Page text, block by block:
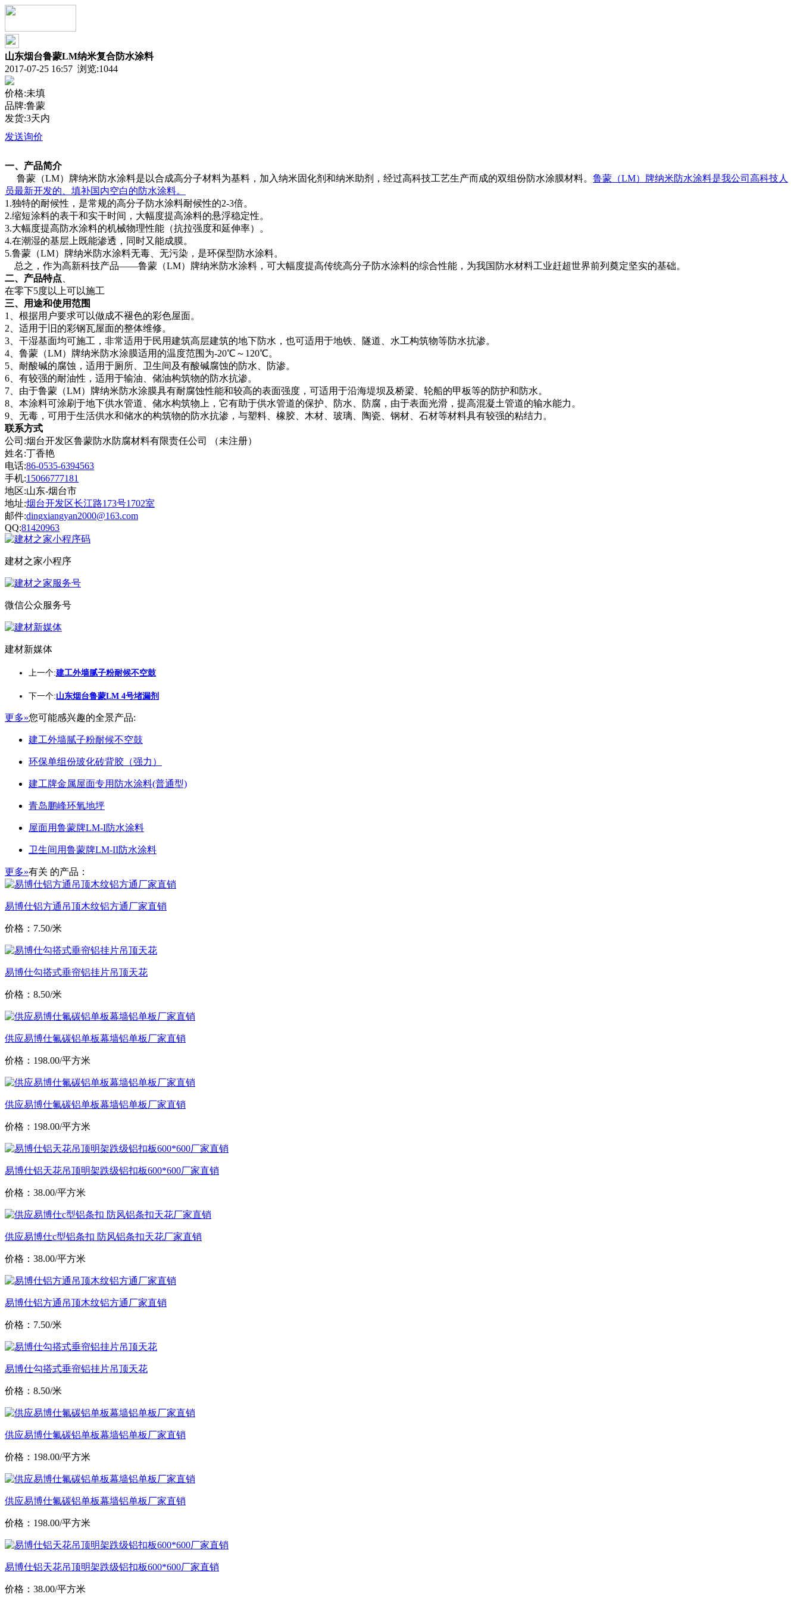
山东烟台鲁蒙LM纳米复合防水涂料
2017-07-25 16:57 浏览:1044
价格:未填
品牌:鲁蒙
发货:3天内
发送询价
一、 产品简介
鲁蒙（LM）牌纳米防水涂料是以合成高分子材料为基料，加入纳米固化剂和纳米助剂，经过高科技工艺生产而成的双组份防水涂膜材料。 鲁蒙（LM）牌纳米防水涂料是我公司高科技人
员最新开发的、填补国内空白的防水涂料。
1.独特的耐候性，是常规的高分子防水涂料耐候性的2-3倍。
2.缩短涂料的表干和实干时间，大幅度提高涂料的悬浮稳定性。
3.大幅度提高防水涂料的机械物理性能（抗拉强度和延伸率）。
4.在潮湿的基层上既能渗透，同时又能成膜。
5.鲁蒙（LM）牌纳米防水涂料无毒、无污染，是环保型防水涂料。
总之，作为高新科技产品——鲁蒙（LM）牌纳米防水涂料，可大幅度提高传统高分子防水涂料的综合性能，为我国防水材料工业赶超世界前列奠定坚实的基础。
二、 产品特点
在零下5度以上可以施工
三、
用途和使用范围
1、根据用户要求可以做成不褪色的彩色屋面。
2、适用于旧的彩钢瓦屋面的整体维修。
3、干湿基面均可施工，非常适用于民用建筑高层建筑的地下防水，也可适用于地铁、隧道、水工构筑物等防水抗渗。
4、鲁蒙（LM）牌纳米防水涂膜适用的温度范围为-20℃～120℃。
5、耐酸碱的腐蚀，适用于厕所、卫生间及有酸碱腐蚀的防水、防渗。
6、有较强的耐油性，适用于输油、储油构筑物的防水抗渗。
7、由于鲁蒙（LM）牌纳米防水涂膜具有耐腐蚀性能和较高的表面强度，可适用于沿海堤坝及桥梁、轮船的甲板等的防护和防水。
8、本涂料可涂刷于地下供水管道、储水构筑物上，它有助于供水管道的保护、防水、防腐，由于表面光滑，提高混凝土管道的输水能力。
9、无毒，可用于生活供水和储水的构筑物的防水抗渗，与塑料、橡胶、木材、玻璃、陶瓷、钢材、石材等材料具有较强的粘结力。
联系方式
公司:烟台开发区鲁蒙防水防腐材料有限责任公司 （未注册）
姓名:丁香艳
电话:86-0535-6394563
手机:15066777181
地区:山东-烟台市
地址:烟台开发区长江路173号1702室
邮件:dingxiangyan2000@163.com
QQ:81420963
建材之家小程序
微信公众服务号
建材新媒体
上一个:建工外墙腻子粉耐候不空鼓
下一个:山东烟台鲁蒙LM 4号堵漏剂
更多»您可能感兴趣的全景产品:
建工外墙腻子粉耐候不空鼓
环保单组份玻化砖背胶（强力）
建工牌金属屋面专用防水涂料(普通型)
青岛鹏峰环氧地坪
屋面用鲁蒙牌LM-I防水涂料
卫生间用鲁蒙牌LM-II防水涂料
更多»有关 的产品：
易博仕铝方通吊顶木纹铝方通厂家直销
价格：7.50/米
易博仕勾搭式垂帘铝挂片吊顶天花
价格：8.50/米
供应易博仕氟碳铝单板幕墙铝单板厂家直销
价格：198.00/平方米
供应易博仕氟碳铝单板幕墙铝单板厂家直销
价格：198.00/平方米
易博仕铝天花吊顶明架跌级铝扣板600*600厂家直销
价格：38.00/平方米
供应易博仕c型铝条扣 防风铝条扣天花厂家直销
价格：38.00/平方米
易博仕铝方通吊顶木纹铝方通厂家直销
价格：7.50/米
易博仕勾搭式垂帘铝挂片吊顶天花
价格：8.50/米
供应易博仕氟碳铝单板幕墙铝单板厂家直销
价格：198.00/平方米
供应易博仕氟碳铝单板幕墙铝单板厂家直销
价格：198.00/平方米
易博仕铝天花吊顶明架跌级铝扣板600*600厂家直销
价格：38.00/平方米